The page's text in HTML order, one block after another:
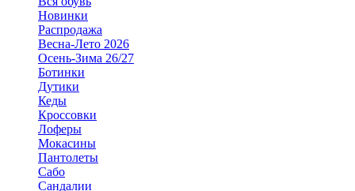
Новинки
Распродажа
Весна-Лето 2026
Осень-Зима 26/27
Ботинки
Дутики
Кеды
Кроссовки
Лоферы
Мокасины
Пантолеты
Сабо
Сандалии